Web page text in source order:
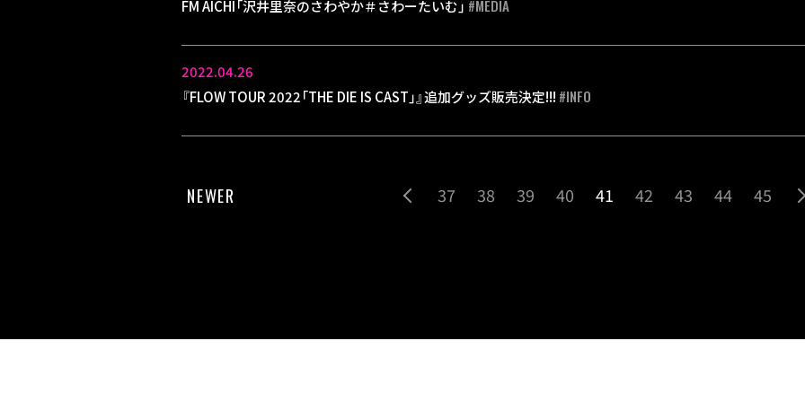
FM AICHI「沢井里奈のさわやか＃さわーたいむ」 #MEDIA
2022.04.26
『FLOW TOUR 2022「THE DIE IS CAST」』追加グッズ販売決定!!! #INFO
NEWER 37 38 39 40 41 42 43 44 45